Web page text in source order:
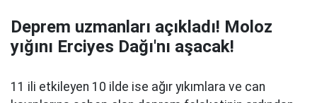
Deprem uzmanları açıkladı! Moloz
yığını Erciyes Dağı'nı aşacak!
11 ili etkileyen 10 ilde ise ağır yıkımlara ve can